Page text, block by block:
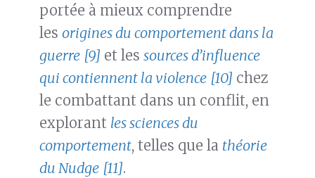
portée à mieux comprendre
les origines du comportement dans la
guerre [9] et les sources d’influence
qui contiennent la violence [10] chez
le combattant dans un conflit, en
explorant les sciences du
comportement, telles que la théorie
du Nudge [11].